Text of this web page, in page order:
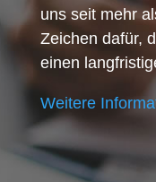
uns seit mehr
Zeichen dafür,
einen
Weitere